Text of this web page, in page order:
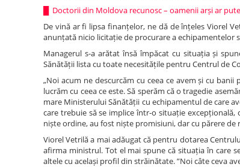
Doctorii din Moldova recunosc – oamenii arși ar
De vină ar fi lipsa finanțelor, ne dă de înțeles Viorel
anunțată nicio licitație de procurare a echipamentelor
Managerul s-a arătat însă împăcat cu situația și
Sănătății lista cu toate necesitățile pentru Centrul de
„Noi acum ne descurcăm cu ceea ce avem și cu
lucrăm cu ceea ce este. Să sperăm că o tragedie
mare Ministerului Sănătății cu echipamentul de care
care trebuie să se implice într-o situație
niște ordine, au fost niște promisiuni, dar cu părere
Viorel Vetrilă a mai adăugat că pentru dotarea
afirma ministrul. Tot el mai spune că situația în care
altele cu același profil din străinătate. ”Noi câte ceva